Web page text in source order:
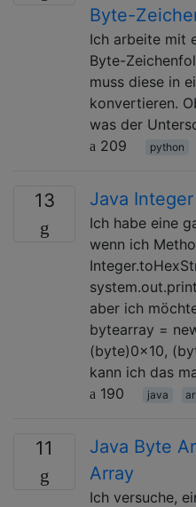
Byte-
Ich arbeite mit
Byte-
muss diese in
konvertieren.
was der
209
python
13 Java
Ich habe eine
wenn ich
aber ich
bytearray =
(byte)0x10,
kann ich das
190
java
11
Java Byte
Array
Ich versuche,